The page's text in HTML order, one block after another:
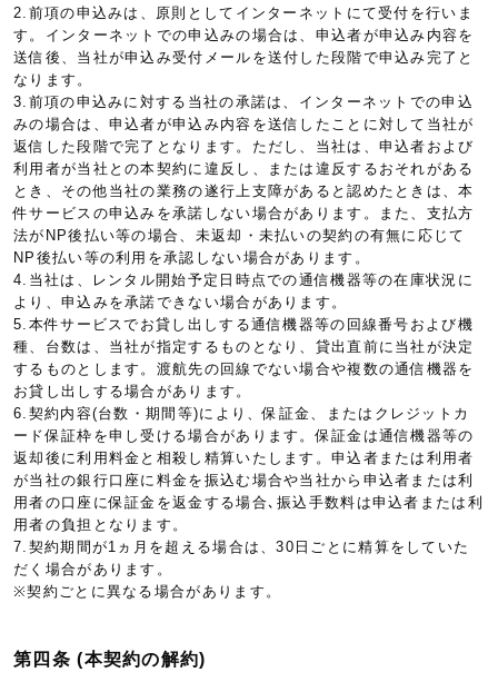
2.前項の申込みは、原則としてインターネットにて受付を行いま
す。インターネットでの申込みの場合は、申込者が申込み内容を
送信後、当社が申込み受付メールを送付した段階で申込み完了と
なります。
3.前項の申込みに対する当社の承諾は、インターネットでの申込
みの場合は、申込者が申込み内容を送信したことに対して当社が
返信した段階で完了となります。ただし、当社は、申込者および
利用者が当社との本契約に違反し、または違反するおそれがある
とき、その他当社の業務の遂行上支障があると認めたときは、本
件サービスの申込みを承諾しない場合があります。また、支払方
法がNP後払い等の場合、未返却・未払いの契約の有無に応じて
NP後払い等の利用を承認しない場合があります。
4.当社は、レンタル開始予定日時点での通信機器等の在庫状況に
より、申込みを承諾できない場合があります。
5.本件サービスでお貸し出しする通信機器等の回線番号および機
種、台数は、当社が指定するものとなり、貸出直前に当社が決定
するものとします。渡航先の回線でない場合や複数の通信機器を
お貸し出しする場合があります。
6.契約内容(台数・期間等)により、保証金、またはクレジットカ
ード保証枠を申し受ける場合があります。保証金は通信機器等の
返却後に利用料金と相殺し精算いたします。申込者または利用者
が当社の銀行口座に料金を振込む場合や当社から申込者または利
用者の口座に保証金を返金する場合､振込手数料は申込者または利
用者の負担となります。
7.契約期間が1ヵ月を超える場合は、30日ごとに精算をしていた
だく場合があります。
※契約ごとに異なる場合があります。
第四条 (本契約の解約)